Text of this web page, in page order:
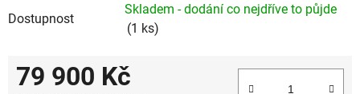
Dostupnost
Skladem - dodání co nejdříve to půjde
(1 ks)
79 900 Kč